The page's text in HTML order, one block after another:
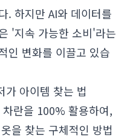
. 하지만 AI와 데이터를
'지속 가능한 소비'라는
인 변화를 이끌고 있습
아이템 찾는 법
란을 100% 활용하여,
을 찾는 구체적인 방법